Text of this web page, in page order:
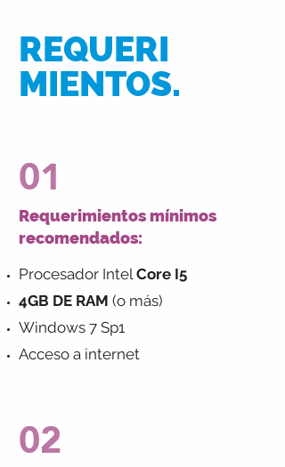
REQUERI
MIENTOS.
01
Requerimientos mínimos
recomendados:
Procesador IntelCore I5
4GB DE RAM (o más)
Windows 7 Sp1
Acceso a internet
02